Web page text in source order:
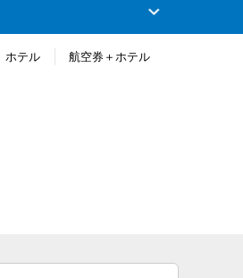
ホテル 航空券＋ホテル